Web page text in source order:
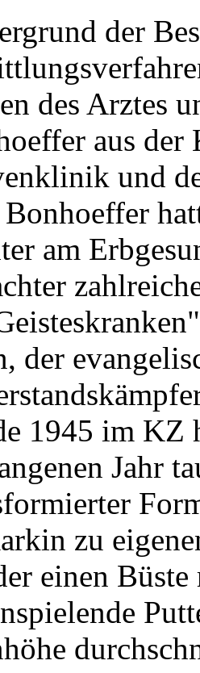
der
des Arztes
aus
und
am
der
1945 im KZ
Jahr
zu
einen